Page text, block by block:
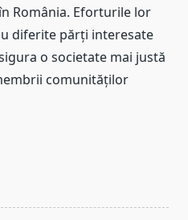
România. Eforturile lor
diferite părți interesate
o societate mai justă
comunităților